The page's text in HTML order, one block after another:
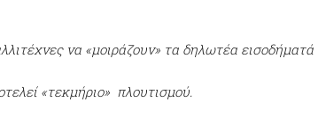
να «μοιράζουν» τα δηλωτέα
«τεκμήριο» πλουτισμού.